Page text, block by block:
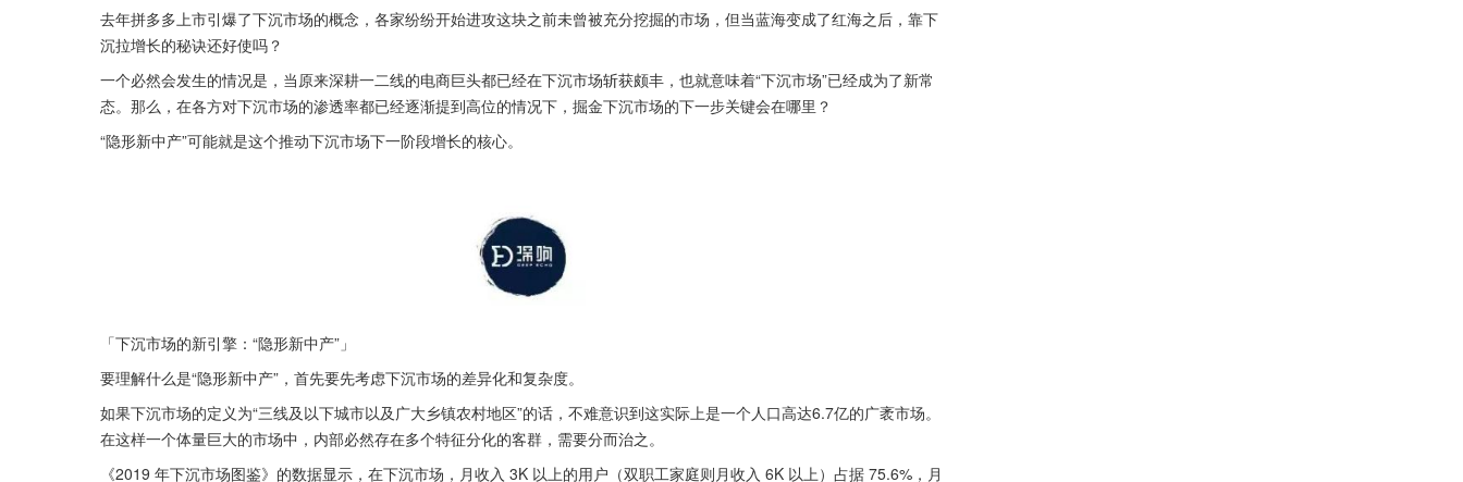
去年拼多多上市引爆了下沉市场的概念，各家纷纷开始进攻这块之前未曾被充分挖掘的市场，但当蓝海变成了红海之后，靠下
沉拉增长的秘诀还好使吗？
一个必然会发生的情况是，当原来深耕一二线的电商巨头都已经在下沉市场斩获颇丰，也就意味着“下沉市场”已经成为了新常
态。那么，在各方对下沉市场的渗透率都已经逐渐提到高位的情况下，掘金下沉市场的下一步关键会在哪里？
“隐形新中产”可能就是这个推动下沉市场下一阶段增长的核心。
「下沉市场的新引擎：“隐形新中产”」
要理解什么是“隐形新中产”，首先要先考虑下沉市场的差异化和复杂度。
如果下沉市场的定义为“三线及以下城市以及广大乡镇农村地区”的话，不难意识到这实际上是一个人口高达6.7亿的广袤市场。
在这样一个体量巨大的市场中，内部必然存在多个特征分化的客群，需要分而治之。
《2019 年下沉市场图鉴》的数据显示，在下沉市场，月收入 3K 以上的用户（双职工家庭则月收入 6K 以上）占据 75.6%，月